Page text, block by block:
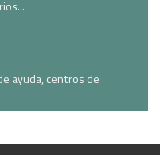
ayuda, centros de